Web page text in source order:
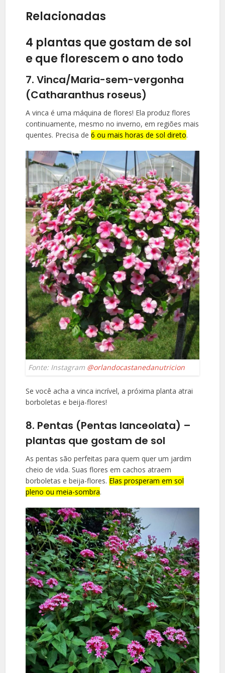
Relacionadas
4 plantas que gostam de sol
e que florescem o ano todo
7. Vinca/Maria-sem-vergonha
(Catharanthus roseus)
A vinca é uma máquina de flores! Ela produz flores
continuamente, mesmo no inverno, em regiões mais
quentes. Precisa de6 ou mais horas de sol direto.
Fonte: Instagram @orlandocastanedanutricion
Se você acha a vinca incrível, a próxima planta atrai
borboletas e beija-flores!
8. Pentas (Pentas lanceolata) –
plantas que gostam de sol
As pentas são perfeitas para quem quer um jardim
cheio de vida. Suas flores em cachos atraem
borboletas e beija-flores. Elas prosperam em sol
pleno ou meia-sombra.